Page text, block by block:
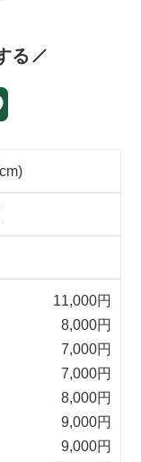
る
Translation
missing:
11,000円
8,000円
7,000円
7,000円
8,000円
9,000円
9,000円